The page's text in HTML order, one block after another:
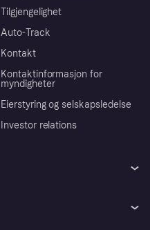
Tilgjengelighet
Auto-Track
Kontakt
Kontaktinformasjon for
myndigheter
Eierstyring og selskapsledelse
Investor relations